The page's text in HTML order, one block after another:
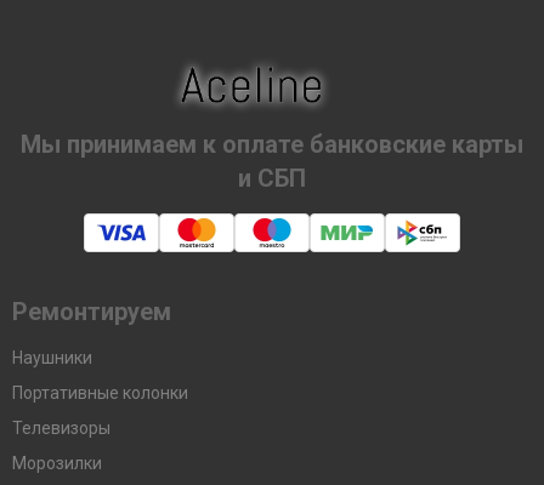
Мы принимаем к оплате банковские карты
и СБП
Ремонтируем
Наушники
Портативные колонки
Телевизоры
Морозилки